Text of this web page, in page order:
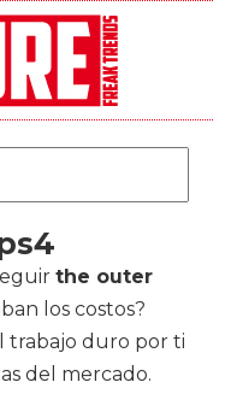
the outer
los costos?
trabajo duro por ti
del mercado.